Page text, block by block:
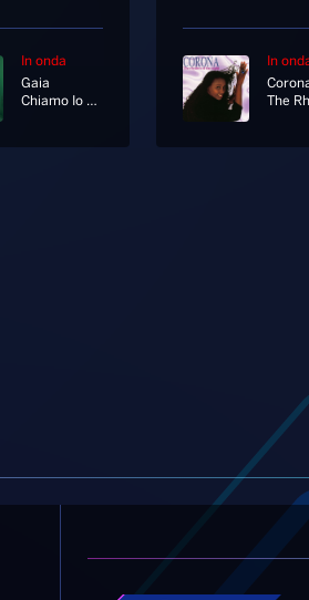
In onda
Gaia
Chiamo Io Chiami Tu
In